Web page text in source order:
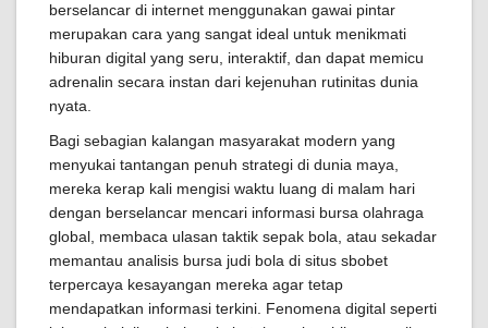
berselancar di internet menggunakan gawai pintar
merupakan cara yang sangat ideal untuk menikmati
hiburan digital yang seru, interaktif, dan dapat memicu
adrenalin secara instan dari kejenuhan rutinitas dunia
nyata.
Bagi sebagian kalangan masyarakat modern yang
menyukai tantangan penuh strategi di dunia maya,
mereka kerap kali mengisi waktu luang di malam hari
dengan berselancar mencari informasi bursa olahraga
global, membaca ulasan taktik sepak bola, atau sekadar
memantau analisis bursa judi bola di situs sbobet
terpercaya kesayangan mereka agar tetap
mendapatkan informasi terkini. Fenomena digital seperti